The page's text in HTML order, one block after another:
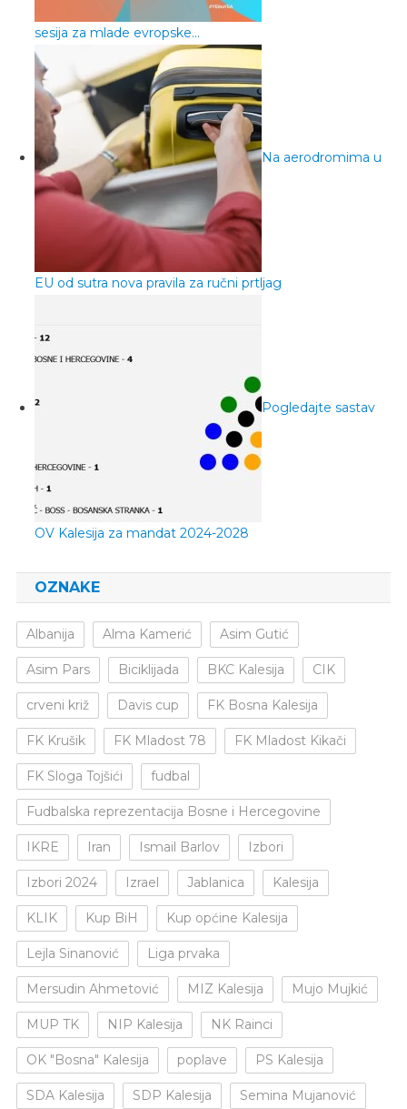
sesija za mlade evropske…
Na aerodromima u
EU od sutra nova pravila za ručni prtljag
Pogledajte sastav
OV Kalesija za mandat 2024-2028
OZNAKE
Albanija Alma Kamerić Asim Gutić
Asim Pars Biciklijada BKC Kalesija CIK
crveni križ Davis cup FK Bosna Kalesija
FK Krušik FK Mladost 78 FK Mladost Kikači
FK Sloga Tojšići fudbal
Fudbalska reprezentacija Bosne i Hercegovine
IKRE Iran Ismail Barlov Izbori
Izbori 2024 Izrael Jablanica Kalesija
KLIK Kup BiH Kup općine Kalesija
Lejla Sinanović Liga prvaka
Mersudin Ahmetović MIZ Kalesija Mujo Mujkić
MUP TK NIP Kalesija NK Rainci
OK "Bosna" Kalesija poplave PS Kalesija
SDA Kalesija SDP Kalesija Semina Mujanović